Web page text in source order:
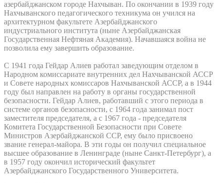
азербайджанском городе Нахчыван. По окончании в 1939 году
Нахчыванского педагогического техникума он учился на
архитектурном факультете Азербайджанского
индустриального института (ныне Азербайджанская
Государственная Нефтяная Академия). Начавшаяся война не
позволила ему завершить образование.
С 1941 года Гейдар Алиев работал заведующим отделом в
Народном комиссариате внутренних дел Нахчыванской АССР
и Совете народных комиссаров Нахчыванской АССР, а в 1944
году был направлен на работу в органы государственной
безопасности. Гейдар Алиев, работавший с этого периода в
системе органов безопасности, с 1964 года занимал пост
заместителя председателя, а с 1967 года - председателя
Комитета Государственной Безопасности при Совете
Министров Азербайджанской ССР, ему было присвоено
звание генерал-майора. В эти годы он получил специальное
высшее образование в Ленинграде (ныне Санкт-Петербург), а
в 1957 году окончил исторический факультет
Азербайджанского Государственного Университета.